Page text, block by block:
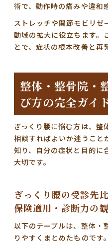
術で、 動作時の痛みや違和
ストレッチや関節モビリ
動域の拡大に役立ちます。
とで、 症状の根本改善と再
整体・整骨院・
び方の完全ガイ
ぎっくり腰に悩む方は、整
相談すればよいか迷うこと
知り、自分の症状と目的に
大切です。
ぎっくり腰の受診先
保険適用・診断力の
以下のテーブルは、整体・
りやすくまとめたものです。